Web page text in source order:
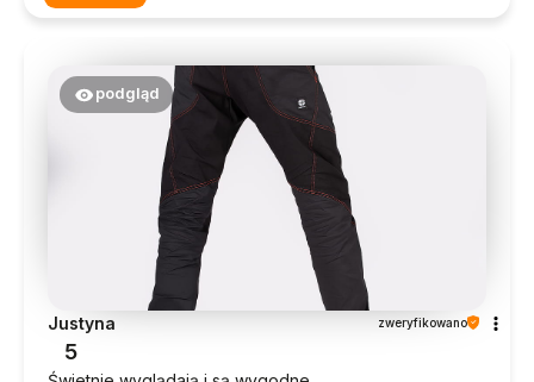
podgląd
Justyna zweryfikowano
5